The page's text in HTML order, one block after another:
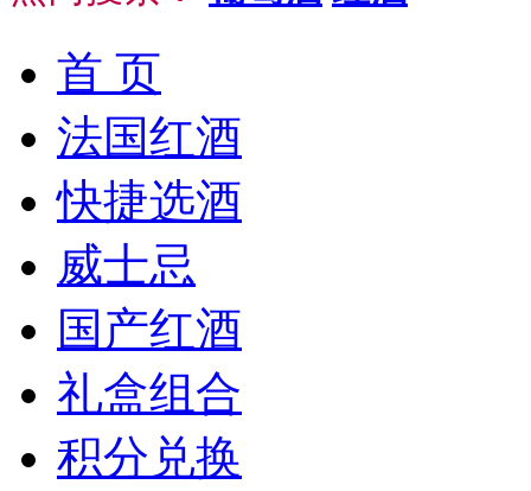
首 页
法国红酒
快捷选酒
威士忌
国产红酒
礼盒组合
积分兑换